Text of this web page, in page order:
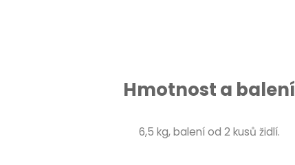
Hmotnost a balení
6,5 kg, balení od 2 kusů židlí.